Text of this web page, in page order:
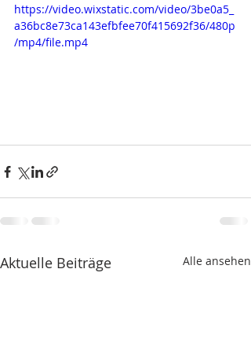
https://video.wixstatic.com/video/3be0a5_
a36bc8e73ca143efbfee70f415692f36/480p
/mp4/file.mp4
Aktuelle Beiträge Alle ansehen